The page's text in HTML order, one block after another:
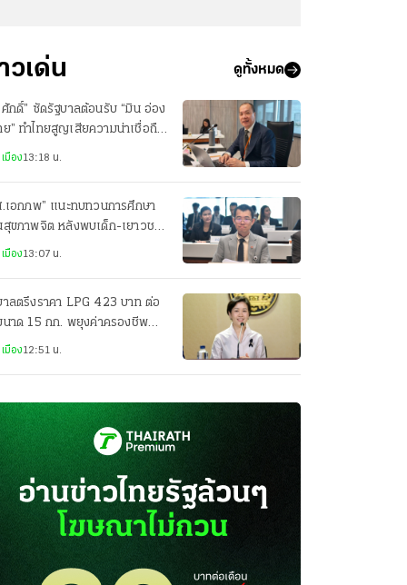
วเด่น ดูทั้งหมด
ศักดิ์” ซัดรัฐบาลต้อนรับ “มิน อ่อง
ย” ทำไทยสูญเสียความน่าเชื่อถือ
วทีโลก
มือง13:18 น.
.เอกภพ” แนะทบทวนการศึกษา
สุขภาพจิต หลังพบเด็ก-เยาวชน
งซึมเศร้าสูง
มือง13:07 น.
าลตรึงราคา LPG 423 บาท ต่อ
นาด 15 กก. พยุงค่าครองชีพ
ชาชน
มือง12:51 น.